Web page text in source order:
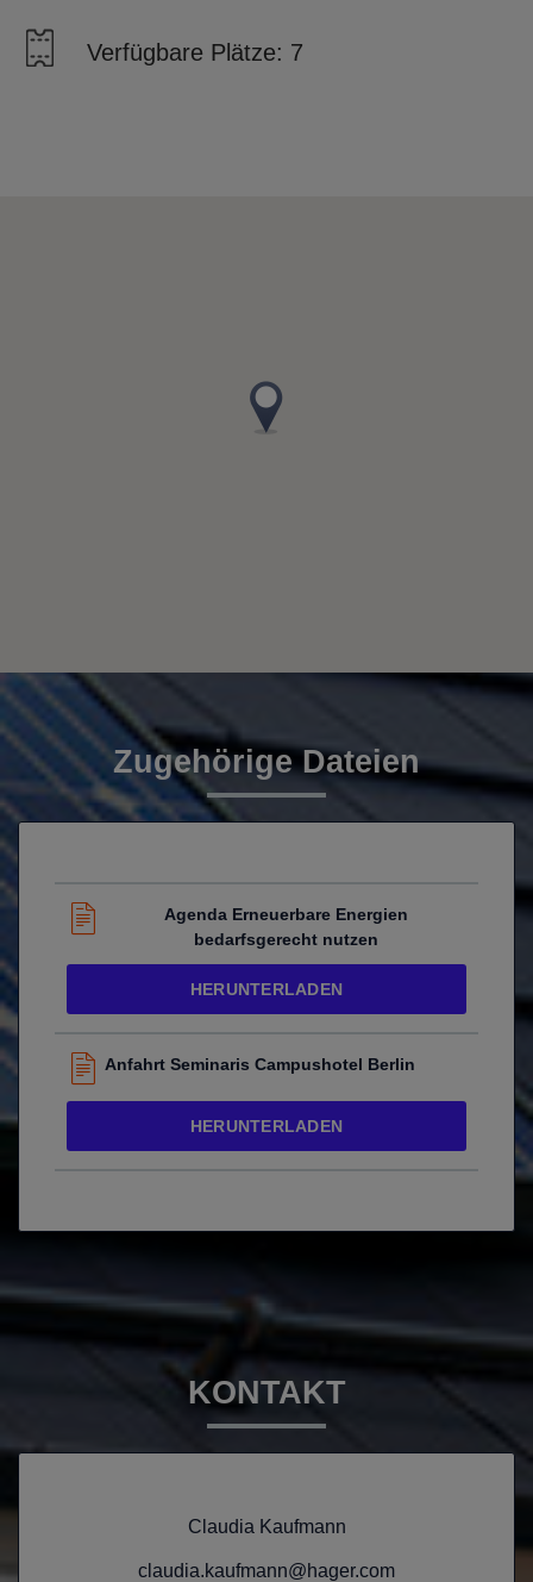
Verfügbare Plätze: 7
Zugehörige Dateien
Agenda Erneuerbare Energien
bedarfsgerecht nutzen
HERUNTERLADEN
Anfahrt Seminaris Campushotel Berlin
HERUNTERLADEN
KONTAKT
Claudia Kaufmann
claudia.kaufmann@hager.com